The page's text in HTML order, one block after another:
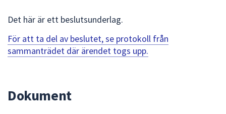
att
navigera
mellan
Det här är ett beslutsunderlag.
För att ta del av beslutet, se protokoll från
sammanträdet där ärendet togs upp.
Dokument